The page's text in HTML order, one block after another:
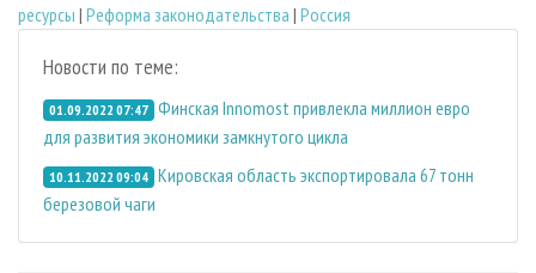
ресурсы | Реформа законодательства | Россия
Новости по теме:
01.09.2022 07:47 Финская Innomost привлекла миллион евро
для развития экономики замкнутого цикла
10.11.2022 09:04 Кировская область экспортировала 67 тонн
березовой чаги